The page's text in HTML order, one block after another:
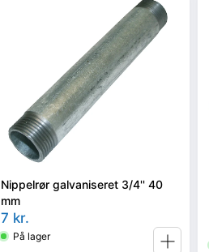
Nippelrør galvaniseret 3/4'' 40
mm
7 kr.
På lager